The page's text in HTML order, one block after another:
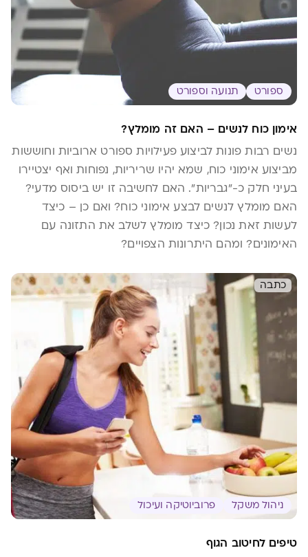
ספורט תנועה וספורט
אימון כוח לנשים – האם זה מומלץ?
נשים רבות פונות לביצוע פעילויות ספורט ארוביות וחוששות
מביצוע אימוני כוח, שמא יהיו שריריות, נפוחות ואף יצטיירו
בעיני חלק כ-"גבריות". האם לחשיבה זו יש ביסוס מדעי?
האם מומלץ לנשים לבצע אימוני כוח? ואם כן – כיצד
לעשות זאת נכון? כיצד מומלץ לשלב את התזונה עם
האימונים? ומהם היתרונות הצפויים?
כתבה
ניהול משקל פרוביוטיקה ועיכול
טיפים לחיטוב הגוף